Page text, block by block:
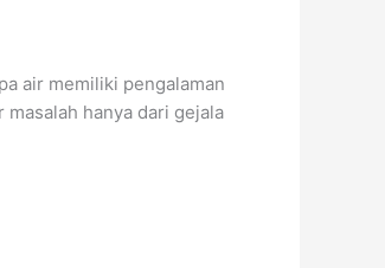
air memiliki pengalaman
hanya dari gejala